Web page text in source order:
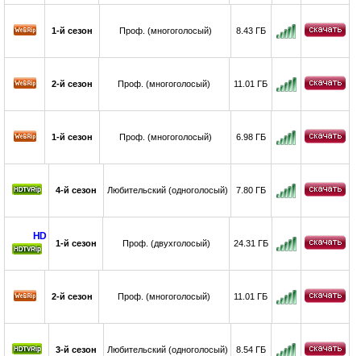
1-й сезон Проф. (многоголосый) 8.43 ГБ
2-й сезон Проф. (многоголосый) 11.01 ГБ
1-й сезон Проф. (многоголосый) 6.98 ГБ
4-й сезон Любительский (одноголосый) 7.80 ГБ
HD
1-й сезон Проф. (двухголосый) 24.31 ГБ
2-й сезон Проф. (многоголосый) 11.01 ГБ
3-й сезон Любительский (одноголосый) 8.54 ГБ